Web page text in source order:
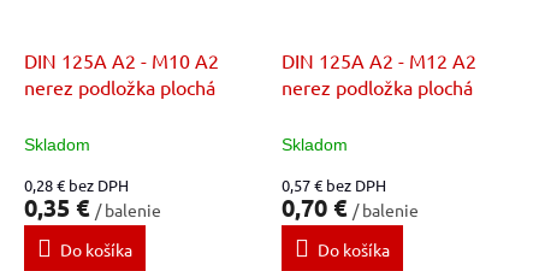
DIN 125A A2 - M10 A2
nerez podložka plochá
Skladom
0,28 € bez DPH
0,35 € / balenie
Do košíka
DIN 125A A2 - M12 A2
nerez podložka plochá
Skladom
0,57 € bez DPH
0,70 € / balenie
Do košíka